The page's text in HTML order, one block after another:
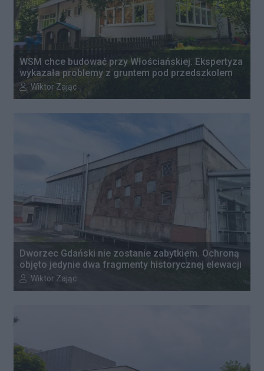
WSM chce budować przy Włościańskiej. Ekspertyza
wykazała problemy z gruntem pod przedszkolem
Autor artykułu:
Wiktor Zając
Dworzec Gdański nie zostanie zabytkiem. Ochroną
objęto jedynie dwa fragmenty historycznej elewacji
Autor artykułu:
Wiktor Zając